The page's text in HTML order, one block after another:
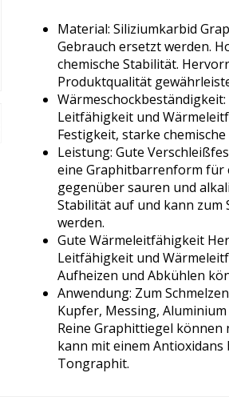
Material: Siliziumkarbid
Gebrauch ersetzt werden.
chemische Stabilität.
Produktqualität
Leitfähigkeit und
Festigkeit, starke
Leistung: Gute
eine Graphitbarrenform für
gegenüber sauren und
Stabilität auf und kann zum
werden.
Gute Wärmeleitfähigkeit
Leitfähigkeit und
Aufheizen und Abkühlen
Anwendung: Zum
Kupfer, Messing,
Reine Graphittiegel
kann mit einem
Tongraphit.